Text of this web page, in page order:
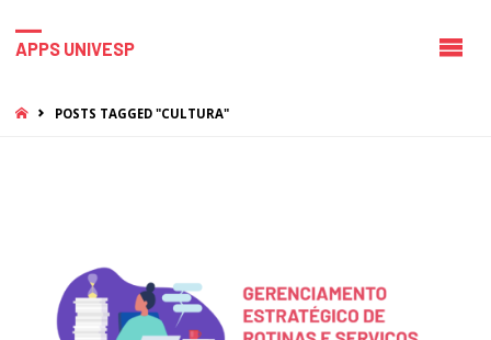
APPS UNIVESP
HOMEPOSTS TAGGED "CULTURA"